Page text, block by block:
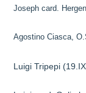
Joseph card.
Agostino Ciasca,
Luigi Tripepi